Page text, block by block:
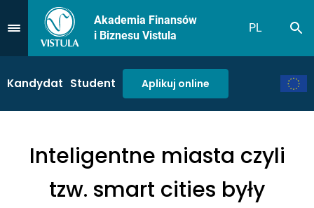
Przejdź do Menu
Akademia Finansów
i Biznesu Vistula
PL
Kandydat Student Aplikuj online
Inteligentne miasta czyli
tzw. smart cities były